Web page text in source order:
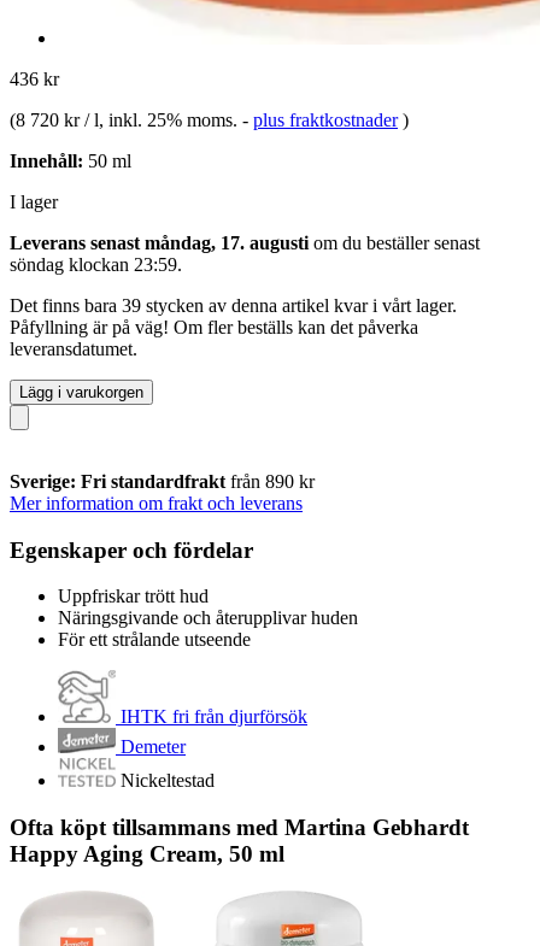
436 kr
(8 720 kr / l, inkl. 25% moms. - plus fraktkostnader )
Innehåll: 50 ml
I lager
Leverans senast måndag, 17. augusti om du beställer senast
söndag klockan 23:59.
Det finns bara 39 stycken av denna artikel kvar i vårt lager.
Påfyllning är på väg! Om fler beställs kan det påverka
leveransdatumet.
Lägg i varukorgen
Sverige: Fri standardfrakt från 890 kr
Mer information om frakt och leverans
Egenskaper och fördelar
Uppfriskar trött hud
Näringsgivande och återupplivar huden
För ett strålande utseende
IHTK fri från djurförsök
Demeter
Nickeltestad
Ofta köpt tillsammans med Martina Gebhardt
Happy Aging Cream, 50 ml